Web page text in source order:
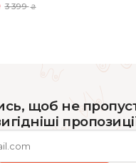
3 399₴
щоб не